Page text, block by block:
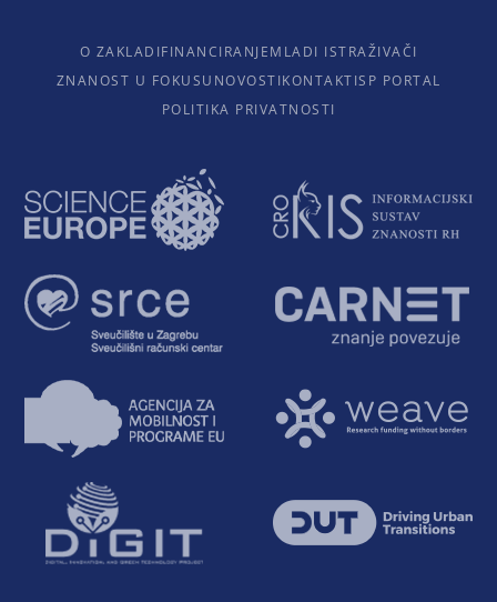
O ZAKLADIFINANCIRANJEMLADI ISTRAŽIVAČI
ZNANOST U FOKUSU NOVOSTIKONTAKTISP PORTAL
POLITIKA PRIVATNOSTI